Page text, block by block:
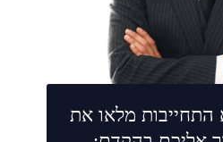
התחייבות מלאו את